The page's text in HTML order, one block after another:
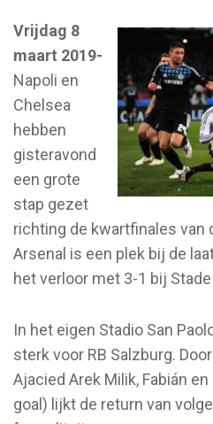
Vrijdag 8
maart 2019-
Napoli en
Chelsea
hebben
gisteravond
een grote
stap gezet
richting de kwartfinales van
Arsenal is een plek bij de
het verloor met 3-1 bij
In het eigen Stadio San
sterk voor RB Salzburg.
Ajacied Arek Milik, Fabián
goal) lijkt de return van